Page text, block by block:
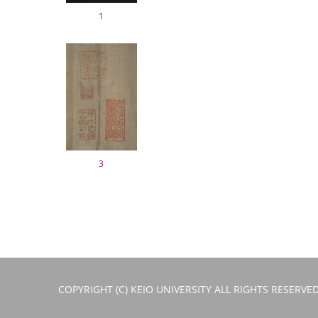
1
3
COPYRIGHT (C) KEIO UNIVERSITY ALL RIGHTS